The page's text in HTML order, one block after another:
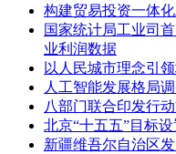
构建贸易投资一体
国家统计局工业司
业利润数据
以人民城市理念引
人工智能发展格局
八部门联合印发行
北京“十五五”目标
新疆维吾尔自治区